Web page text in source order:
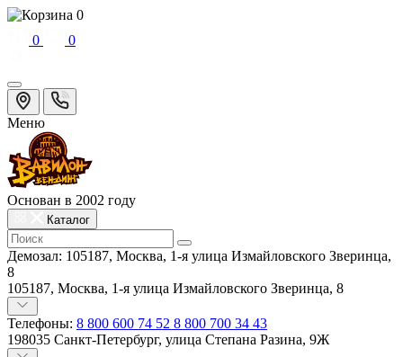
0
0
0
Меню
Основан в 2002 году
Каталог
Демозал: 105187, Москва, 1-я улица Измайловского Зверинца,
8
105187, Москва, 1-я улица Измайловского Зверинца, 8
Телефоны: 8 800 600 74 52 8 800 700 34 43
198035 Санкт-Петербург, улица Степана Разина, 9Ж